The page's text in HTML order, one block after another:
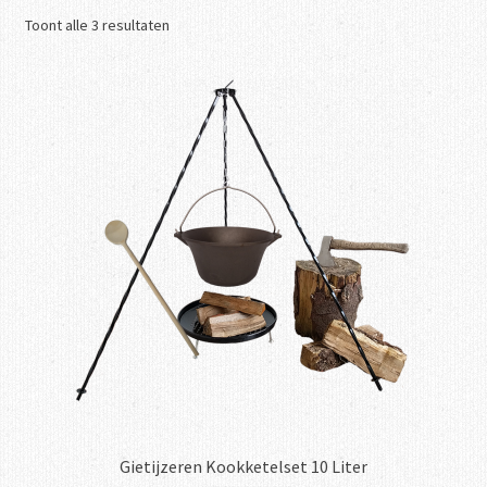
Recepten
Toont alle 3 resultatenGesorteerd
Gietijzeren Kookketelset 10 Liter